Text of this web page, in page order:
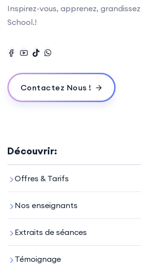
Inspirez-vous, apprenez,
School.!
Contactez Nous !
Découvrir:
Offres & Tarifs
Nos enseignants
Extraits de séances
Témoignage